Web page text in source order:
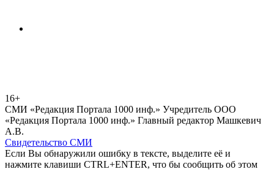
16+
СМИ «Редакция Портала 1000 инф.» Учредитель ООО
«Редакция Портала 1000 инф.» Главный редактор Машкевич
А.В.
Свидетельство СМИ
Если Вы обнаружили ошибку в тексте, выделите её и
нажмите клавиши CTRL+ENTER, что бы сообщить об этом